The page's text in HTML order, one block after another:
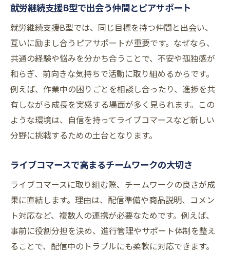
就労継続支援B型で出会う仲間とピアサポート
就労継続支援B型では、同じ目標を持つ仲間と出会い、
互いに励まし合うピアサポートが重要です。なぜなら、
共通の経験や悩みを分かち合うことで、不安や孤独感が
和らぎ、前向きな気持ちで活動に取り組めるからです。
例えば、作業中の困りごとを相談し合ったり、進捗を共
有しながら成長を実感する場面が多く見られます。この
ような環境は、自信を持ってライブコマースなど新しい
分野に挑戦するための土台となります。
ライブコマースで高まるチームワークの大切さ
ライブコマースに取り組む際、チームワークの良さが成
果に直結します。理由は、配信準備や商品説明、コメン
ト対応など、複数人の連携が必要なためです。例えば、
事前に役割分担を決め、進行管理やサポート体制を整え
ることで、配信中のトラブルにも柔軟に対応できます。